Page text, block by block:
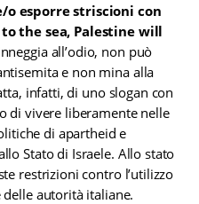
esporre striscioni con
the sea, Palestine will
all’odio, non può
e non mina alla
infatti, di uno slogan con
di vivere liberamente nelle
di apartheid e
Stato di Israele. Allo stato
restrizioni contro l’utilizzo
autorità italiane.